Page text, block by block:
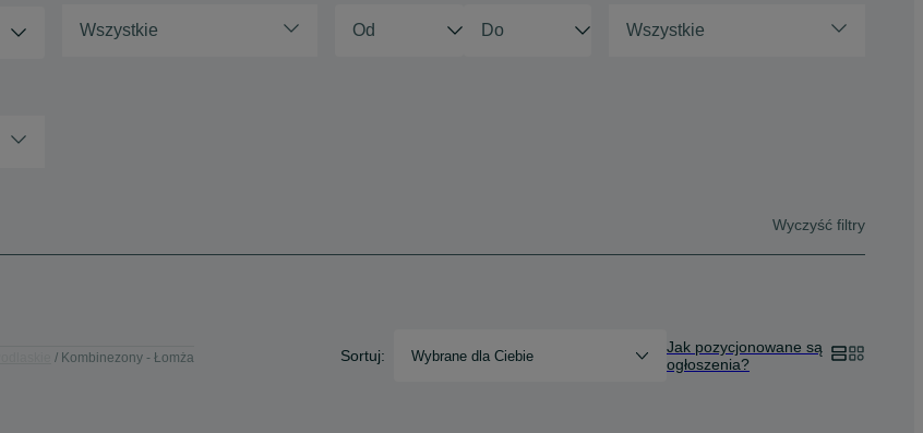
Wszystkie Wszystkie
Wyczyść filtry
Kombinezony - Łomża Sortuj: Wybrane dla Ciebie
Jak pozycjonowane są
ogłoszenia?